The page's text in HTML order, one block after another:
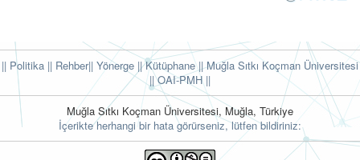
|| Politika || Rehber|| Yönerge || Kütüphane|| Muğla Sıtkı Koçman Üniversitesi
||OAI-PMH ||
Muğla Sıtkı Koçman Üniversitesi, Muğla, Türkiye
İçerikte herhangi bir hata görürseniz, lütfen bildiriniz: